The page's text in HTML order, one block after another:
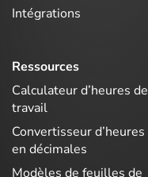
Intégrations
Ressources
Calculateur d’heures de
travail
Convertisseur d’heures
en décimales
Modèles de feuilles de